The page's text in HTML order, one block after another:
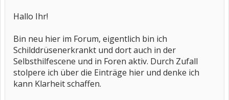
Hallo Ihr!
Bin neu hier im Forum, eigentlich bin ich
Schilddrüsenerkrankt und dort auch in der
Selbsthilfescene und in Foren aktiv. Durch Zufall
stolpere ich über die Einträge hier und denke ich
kann Klarheit schaffen.